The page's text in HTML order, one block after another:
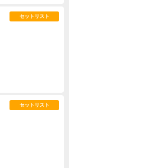
セットリスト
セットリスト